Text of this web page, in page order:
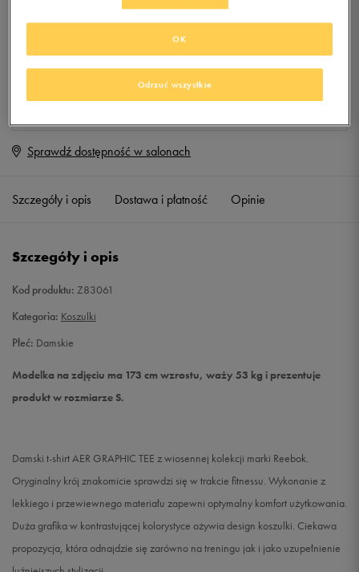
Produkt niedostępny
XS Powiadom o dostępności
S Powiadom o dostępności
XL Powiadom o dostępności
Sprawdź dostępność w salonach
Szczegóły i opis Dostawa i płatność Opinie
Szczegóły i opis
Kod produktu: Z83061
Kategoria: Koszulki
Płeć: Damskie
Modelka na zdjęciu ma 173 cm wzrostu, waży 53 kg i prezentuje
produkt w rozmiarze S.
Damski t-shirt AER GRAPHIC TEE z wiosennej kolekcji marki Reebok.
Oryginalny krój znakomicie sprawdzi się w trakcie fitnessu. Wykonanie z
lekkiego i przewiewnego materiału zapewni optymalny komfort użytkowania.
Duża grafika w kontrastującej kolorystyce ożywia design koszulki. Ciekawa
propozycja, która odnajdzie się zarówno na treningu jak i jako uzupełnienie
Odrzuć wszystkie
OK